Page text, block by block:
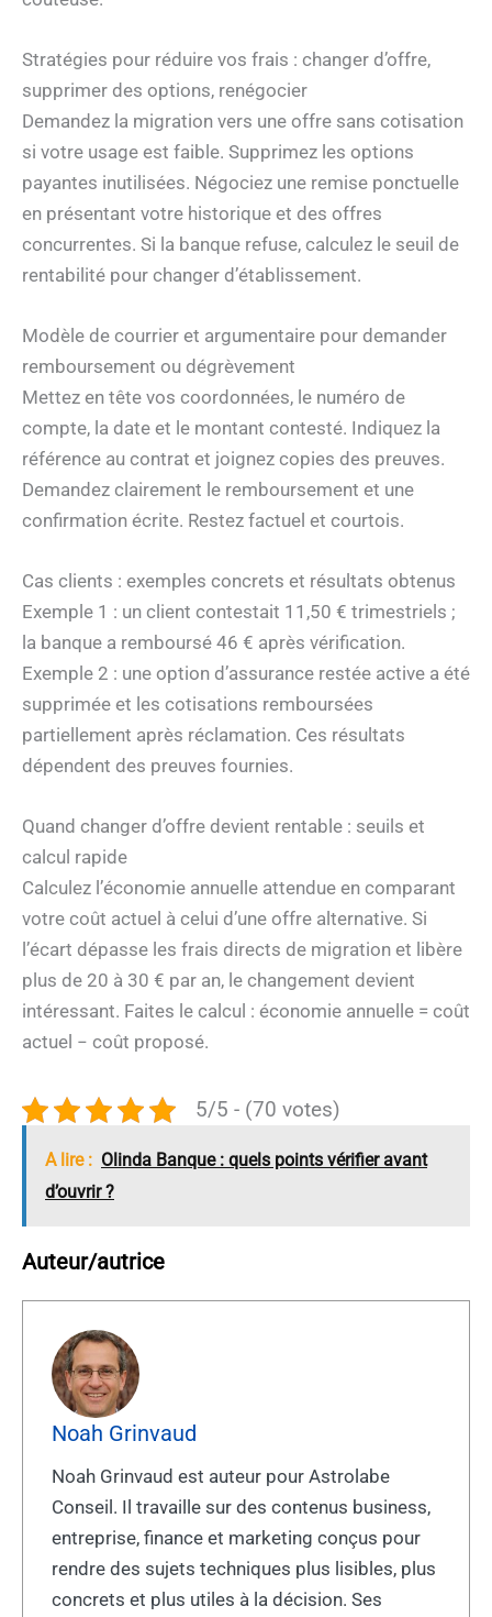
Stratégies pour réduire vos frais : changer d’offre,
supprimer des options, renégocier
Demandez la migration vers une offre sans cotisation
si votre usage est faible. Supprimez les options
payantes inutilisées. Négociez une remise ponctuelle
en présentant votre historique et des offres
concurrentes. Si la banque refuse, calculez le seuil de
rentabilité pour changer d’établissement.
Modèle de courrier et argumentaire pour demander
remboursement ou dégrèvement
Mettez en tête vos coordonnées, le numéro de
compte, la date et le montant contesté. Indiquez la
référence au contrat et joignez copies des preuves.
Demandez clairement le remboursement et une
confirmation écrite. Restez factuel et courtois.
Cas clients : exemples concrets et résultats obtenus
Exemple 1 : un client contestait 11,50 € trimestriels ;
la banque a remboursé 46 € après vérification.
Exemple 2 : une option d’assurance restée active a été
supprimée et les cotisations remboursées
partiellement après réclamation. Ces résultats
dépendent des preuves fournies.
Quand changer d’offre devient rentable : seuils et
calcul rapide
Calculez l’économie annuelle attendue en comparant
votre coût actuel à celui d’une offre alternative. Si
l’écart dépasse les frais directs de migration et libère
plus de 20 à 30 € par an, le changement devient
intéressant. Faites le calcul : économie annuelle = coût
actuel − coût proposé.
5/5 - (70 votes)
A lire : Olinda Banque : quels points vérifier avant
d’ouvrir ?
Auteur/autrice
Noah Grinvaud
Noah Grinvaud est auteur pour Astrolabe
Conseil. Il travaille sur des contenus business,
entreprise, finance et marketing conçus pour
rendre des sujets techniques plus lisibles, plus
concrets et plus utiles à la décision. Ses